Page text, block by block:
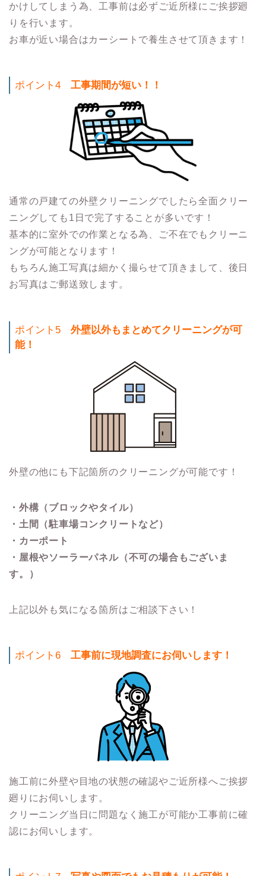
かけしてしまう為、工事前は必ずご近所様にご挨拶廻
りを行います。
お車が近い場合はカーシートで養生させて頂きます！
ポイント4 工事期間が短い！！
通常の戸建ての外壁クリーニングでしたら全面クリー
ニングしても1日で完了することが多いです！
基本的に室外での作業となる為、ご不在でもクリーニ
ングが可能となります！
もちろん施工写真は細かく撮らせて頂きまして、後日
お写真はご郵送致します。
ポイント5
外壁以外もまとめてクリーニングが可
能！
外壁の他にも下記箇所のクリーニングが可能です！
・外構（ブロックやタイル）
・土間（駐車場コンクリートなど）
・カーポート
・屋根やソーラーパネル（不可の場合もございま
す。）
上記以外も気になる箇所はご相談下さい！
ポイント6 工事前に現地調査にお伺いします！
施工前に外壁や目地の状態の確認やご近所様へご挨拶
廻りにお伺いします。
クリーニング当日に問題なく施工が可能か工事前に確
認にお伺いします。